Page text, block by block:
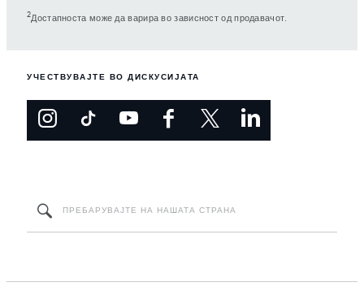
2Достапноста може да варира во зависност од продавачот.
УЧЕСТВУВАЈТЕ ВО ДИСКУСИЈАТА